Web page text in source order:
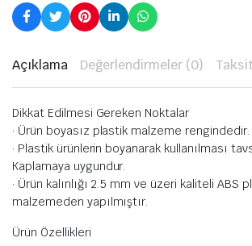
Açıklama Değerlendirmeler (0)
Dikkat Edilmesi Gereken Noktalar
· Ürün boyasız plastik malzeme rengindedir.
· Plastik ürünlerin boyanarak kullanılması
Kaplamaya uygundur.
· Ürün kalınlığı 2.5 mm ve üzeri kaliteli ABS
malzemeden yapılmıştır.
Ürün Özellikleri